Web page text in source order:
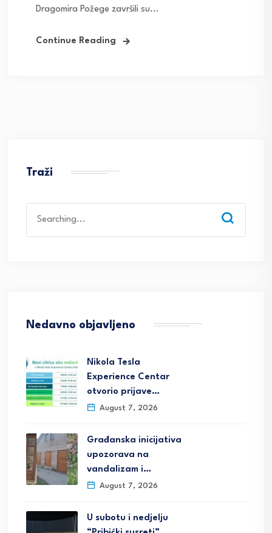
Dragomira Požege završili su...
Continue Reading
Traži
for:
Nedavno objavljeno
Nikola Tesla
Experience Centar
otvorio prijave…
August 7, 2026
Građanska inicijativa
upozorava na
vandalizam i…
August 7, 2026
U subotu i nedjelju